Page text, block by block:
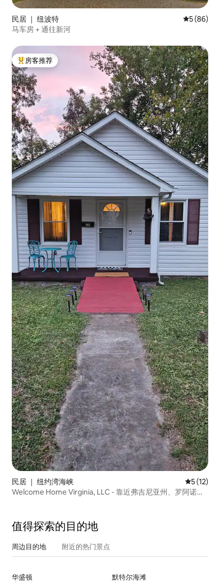
民居 ｜ 纽波特 平均评分
5 (86)
马车房 + 通往新河
热门「房客推荐」
房客推荐
民居 ｜ 纽约湾海峡 平均评分
5 (12)
Welcome Home Virginia, LLC - 靠近弗吉尼亚州、罗阿诺
值得探索的目的地
周边目的地 附近的热门景点
华盛顿
默特尔海滩